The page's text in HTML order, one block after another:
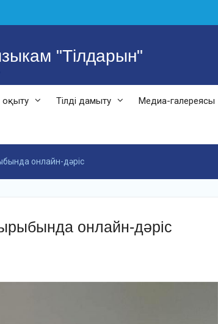
"Тілдарын"
оқыту Тілді дамыту Медиа-галереясы
онлайн-дәріс
онлайн-дәріс